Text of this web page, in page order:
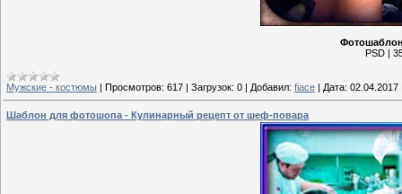
PSD |
Мужские - костюмы | Просмотров: 617 | Загрузок: 0 | Добавил: fiace | Дата: 02.04.2017
Шаблон для фотошопа - Кулинарный рецепт от шеф-повара